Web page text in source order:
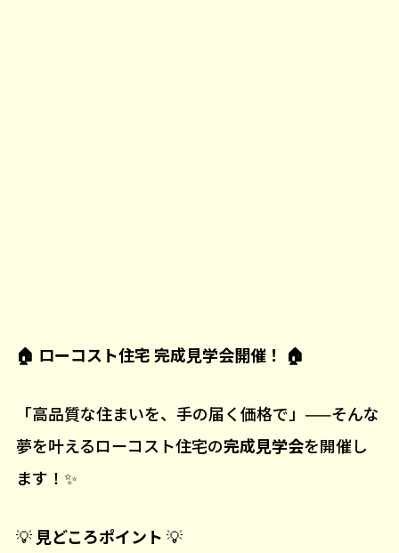
🏠 ローコスト住宅 完成見学会開催！ 🏠
「高品質な住まいを、手の届く価格で」——そんな
夢を叶えるローコスト住宅の完成見学会を開催し
ます！✨
💡 見どころポイント 💡